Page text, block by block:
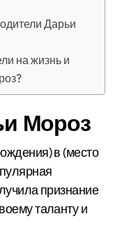
Дарьи
на жизнь и
Мороз
в (место
признание
таланту и